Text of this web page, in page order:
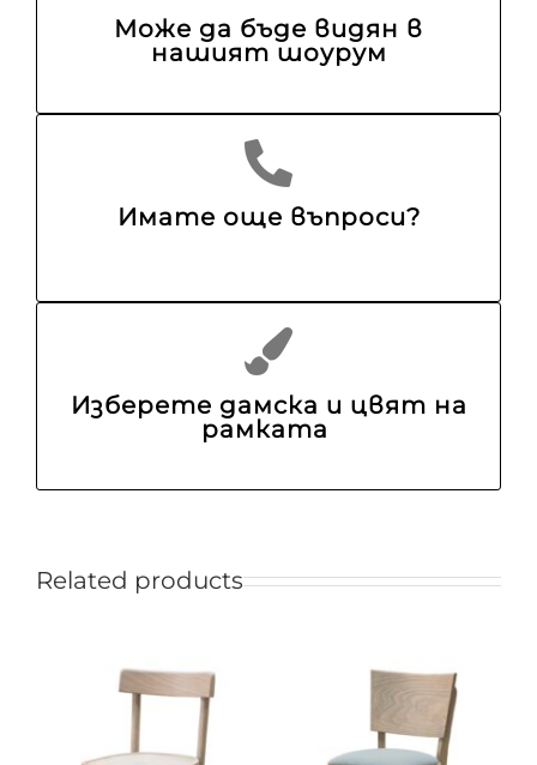
Може да бъде видян в
нашият шоурум
Имате още въпроси?
Изберете дамска и цвят на
рамката
Related products